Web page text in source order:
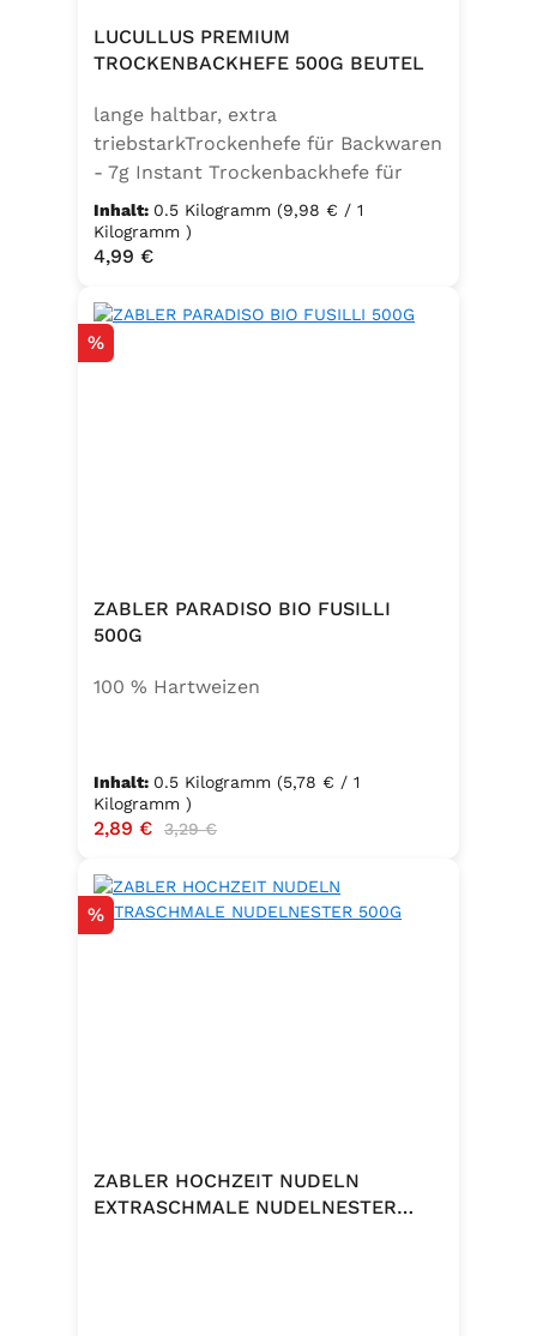
LUCULLUS PREMIUM
TROCKENBACKHEFE 500G BEUTEL
lange haltbar, extra
triebstarkTrockenhefe für Backwaren
- 7g Instant Trockenbackhefe für
500g Weizenmehl, entspricht 25g
FrischhefeZutaten: Trockenbackhefe,
Emulgator Sorbitanmonostearat
Inhalt: 0.5 Kilogramm (9,98 € / 1
Kilogramm )
Regulärer Preis:
4,99 €
Rabatt
%
ZABLER PARADISO BIO FUSILLI
500G
100 % Hartweizen
Inhalt: 0.5 Kilogramm (5,78 € / 1
Kilogramm )
Verkaufspreis:
2,89 € Regulärer Preis:
3,29 €
Rabatt
%
ZABLER HOCHZEIT NUDELN
EXTRASCHMALE NUDELNESTER